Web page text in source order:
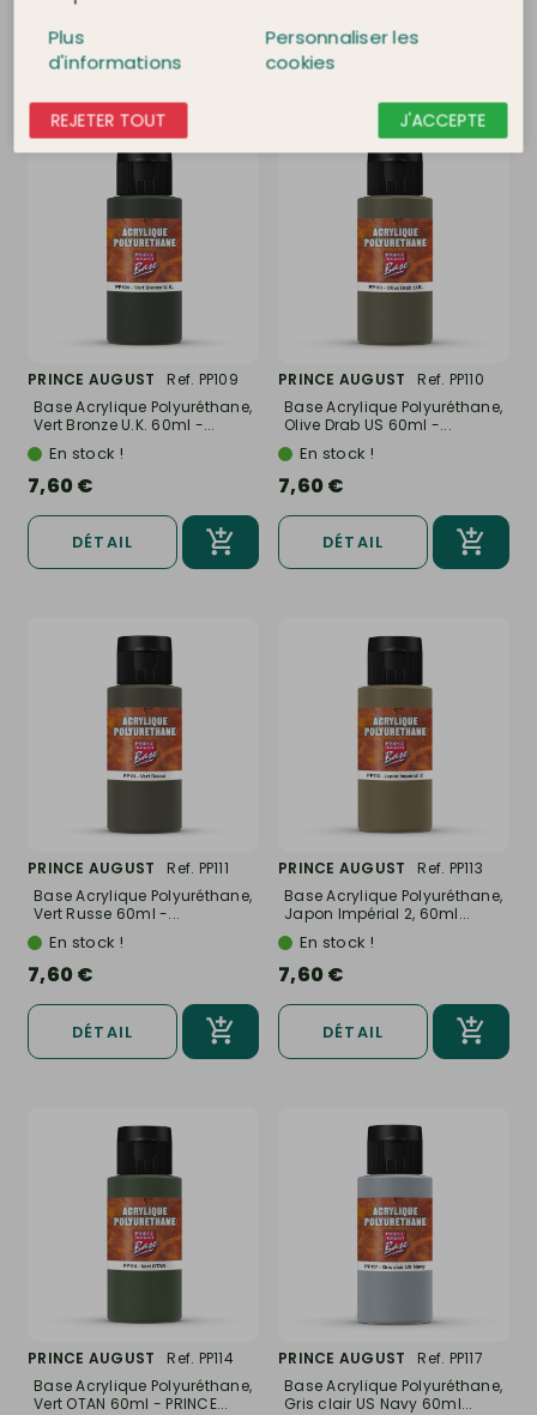
DÉTAIL
PRINCE AUGUST
Ref. PP109
Base Acrylique Polyuréthane,
Vert Bronze U.K. 60ml -...
En stock !
7,60 €
DÉTAIL
PRINCE AUGUST
Ref. PP110
Base Acrylique Polyuréthane,
Olive Drab US 60ml -...
En stock !
7,60 €
DÉTAIL
PRINCE AUGUST
Ref. PP111
Base Acrylique Polyuréthane,
Vert Russe 60ml -...
En stock !
7,60 €
DÉTAIL
PRINCE AUGUST
Ref. PP113
Base Acrylique Polyuréthane,
Japon Impérial 2, 60ml...
En stock !
7,60 €
DÉTAIL
PRINCE AUGUST
Ref. PP114
Base Acrylique Polyuréthane,
Vert OTAN 60ml - PRINCE...
PRINCE AUGUST
Ref. PP117
Base Acrylique Polyuréthane,
Gris clair US Navy 60ml...
Plus
d'informations
Personnaliser les
cookies
REJETER TOUT J'ACCEPTE